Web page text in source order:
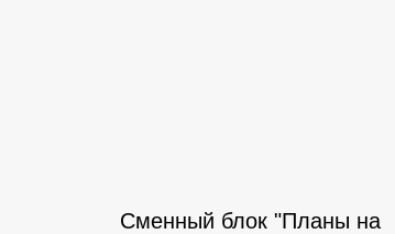
Сменный блок "Планы на